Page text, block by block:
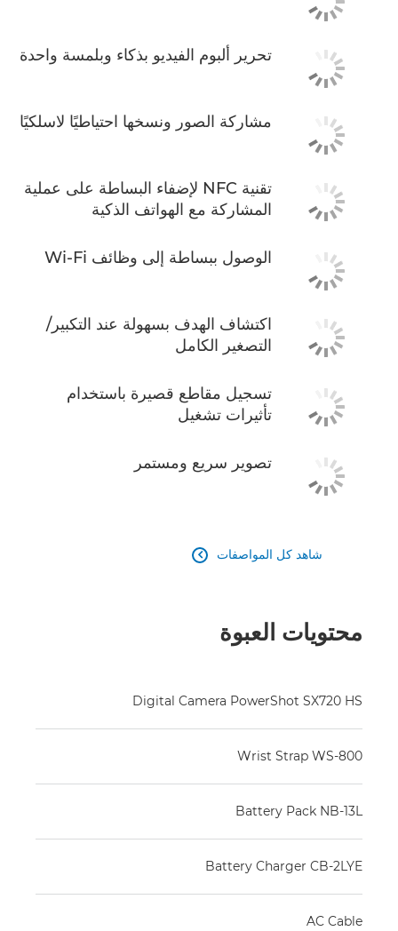
تحرير ألبوم الفيديو بذكاء وبلمسة واحدة
مشاركة الصور ونسخها احتياطيًا لاسلكيًا
تقنية NFC لإضفاء البساطة على عملية
المشاركة مع الهواتف الذكية
الوصول ببساطة إلى وظائف Wi-Fi
اكتشاف الهدف بسهولة عند التكبير/
التصغير الكامل
تسجيل مقاطع قصيرة باستخدام
تأثيرات تشغيل
تصوير سريع ومستمر
شاهد كل المواصفات 
محتويات العبوة
Digital Camera PowerShot SX720 HS
Wrist Strap WS-800
Battery Pack NB-13L
Battery Charger CB-2LYE
AC Cable